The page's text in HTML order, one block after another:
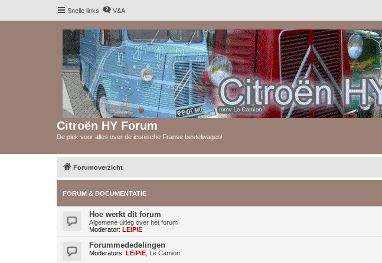
Snelle links V&A
Citroën HY Forum
De plek voor alles over de iconische Franse bestelwagen!
Forumoverzicht
FORUM & DOCUMENTATIE
Hoe werkt dit forum
Algemene uitleg over het forum
Moderator: LEiPiE
Forummededelingen
Moderators: LEiPiE Le Camion